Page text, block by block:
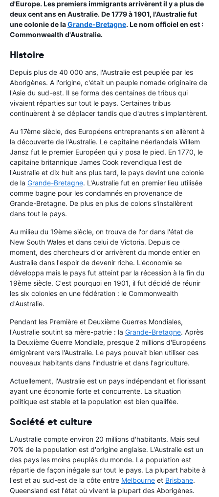
d'Europe. Les premiers immigrants arrivèrent il y a plus de
deux cent ans en Australie. De 1779 à 1901, l'Australie fut
une colonie de laGrande-Bretagne. Le nom officiel en est :
Commonwealth d'Australie.
Histoire
Depuis plus de 40 000 ans, l'Australie est peuplée par les
Aborigènes. A l'origine, c'était un peuple nomade originaire de
l'Asie du sud-est. Il se forma des centaines de tribus qui
vivaient réparties sur tout le pays. Certaines tribus
continuèrent à se déplacer tandis que d'autres s'implantèrent.
Au 17ème siècle, des Européens entreprenants s'en allèrent à
la découverte de l'Australie. Le capitaine néerlandais Willem
Jansz fut le premier Européen qui y posa le pied. En 1770, le
capitaine britannique James Cook revendiqua l'est de
l'Australie et dix huit ans plus tard, le pays devint une colonie
de la Grande-Bretagne. L'Australie fut en premier lieu utilisée
comme bagne pour les condamnés en provenance de
Grande-Bretagne. De plus en plus de colons s'installèrent
dans tout le pays.
Au milieu du 19ème siècle, on trouva de l'or dans l'état de
New South Wales et dans celui de Victoria. Depuis ce
moment, des chercheurs d'or arrivèrent du monde entier en
Australie dans l'espoir de devenir riche. L'économie se
développa mais le pays fut atteint par la récession à la fin du
19ème siècle. C'est pourquoi en 1901, il fut décidé de réunir
les six colonies en une fédération : le Commonwealth
d'Australie.
Pendant les Première et Deuxième Guerres Mondiales,
l'Australie soutint sa mère-patrie : la Grande-Bretagne. Après
la Deuxième Guerre Mondiale, presque 2 millions d'Européens
émigrèrent vers l'Australie. Le pays pouvait bien utiliser ces
nouveaux habitants dans l'industrie et dans l'agriculture.
Actuellement, l'Australie est un pays indépendant et florissant
ayant une économie forte et concurrente. La situation
politique est stable et la population est bien qualifée.
Société et culture
L'Australie compte environ 20 millions d'habitants. Mais seul
70% de la population est d'origine anglaise. L'Australie est un
des pays les moins peuplés du monde. La population est
répartie de façon inégale sur tout le pays. La plupart habite à
l'est et au sud-est de la côte entre Melbourne et Brisbane.
Queensland est l'état où vivent la plupart des Aborigènes.